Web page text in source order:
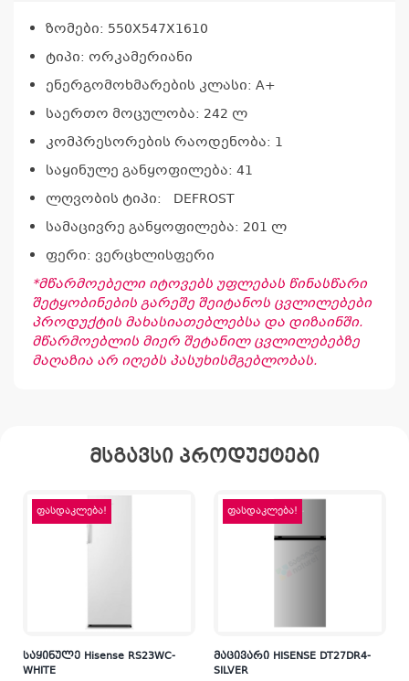
ზომები: 550X547X1610
ტიპი: ორკამერიანი
ენერგომოხმარების კლასი: A+
საერთო მოცულობა: 242 ლ
კომპრესორების რაოდენობა: 1
საყინულე განყოფილება: 41
ლღვობის ტიპი: DEFROST
სამაცივრე განყოფილება: 201 ლ
ფერი: ვერცხლისფერი
*მწარმოებელი იტოვებს უფლებას წინასწარი
შეტყობინების გარეშე შეიტანოს ცვლილებები
პროდუქტის მახასიათებლებსა და დიზაინში.
მწარმოებლის მიერ შეტანილ ცვლილებებზე
მაღაზია არ იღებს პასუხისმგებლობას.
მსგავსი პროდუქტები
ფასდაკლება!
საყინულე Hisense RS23WC-
WHITE
ფასდაკლება!
მაცივარი HISENSE DT27DR4-
SILVER